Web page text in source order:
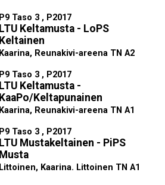
P9 Taso 3 , P2017
LTU Keltamusta - LoPS
Keltainen
Kaarina, Reunakivi-areena TN A2
P9 Taso 3 , P2017
LTU Keltamusta -
KaaPo/Keltapunainen
Kaarina, Reunakivi-areena TN A1
P9 Taso 3 , P2017
LTU Mustakeltainen - PiPS
Musta
Littoinen, Kaarina. Littoinen TN A1